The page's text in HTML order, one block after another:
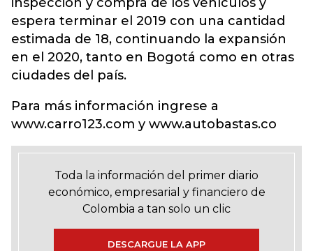
espera terminar el 2019 con una cantidad
estimada de 18, continuando la expansión
en el 2020, tanto en Bogotá como en otras
ciudades del país.
Para más información ingrese a
www.carro123.com y www.autobastas.co
Toda la información del primer diario
económico, empresarial y financiero de
Colombia a tan solo un clic
DESCARGUE LA APP